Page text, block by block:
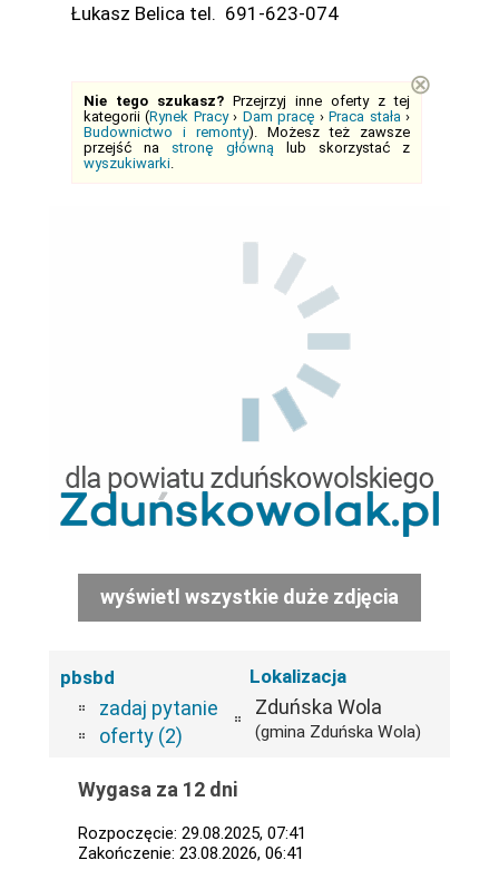
Łukasz Belica tel. 691-623-074
Nie tego szukasz? Przejrzyj inne oferty z tej
kategorii (Rynek Pracy› Dam pracę ›Praca stała ›
Budownictwo i remonty). Możesz też zawsze
przejść na stronę główną lub skorzystać z
wyszukiwarki
⊗
wyświetl wszystkie duże zdjęcia
pbsbd
zadaj pytanie
oferty (2)
Lokalizacja
Zduńska Wola
(gmina Zduńska Wola)
Wygasa za 12 dni
Rozpoczęcie: 29.08.2025, 07:41
Zakończenie: 23.08.2026, 06:41